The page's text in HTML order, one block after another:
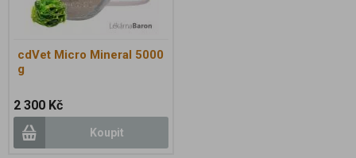
cdVet Micro Mineral 5000
g
2 300 Kč
Koupit